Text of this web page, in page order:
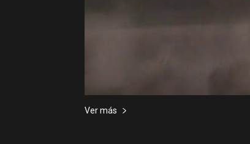
Ver más